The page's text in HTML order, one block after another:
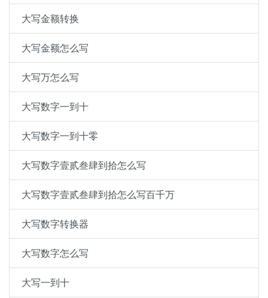
大写金额转换
大写金额怎么写
大写万怎么写
大写数字一到十
大写数字一到十零
大写数字壹贰叁肆到拾怎么写
大写数字壹贰叁肆到拾怎么写百千万
大写数字转换器
大写数字怎么写
大写一到十